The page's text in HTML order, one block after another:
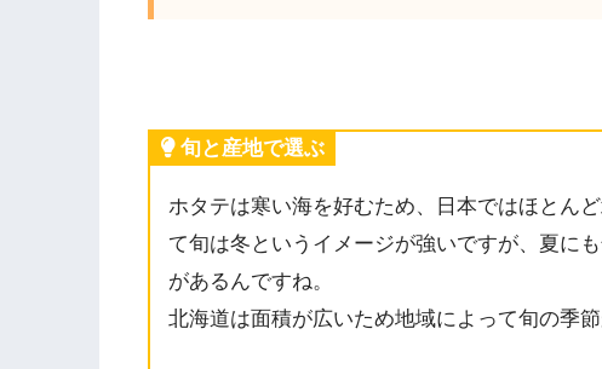
旬と産地で選ぶ
ホタテは寒い海を好むため、日本ではほとん
て旬は冬というイメージが強いですが、夏に
があるんですね。
北海道は面積が広いため地域によって旬の季節